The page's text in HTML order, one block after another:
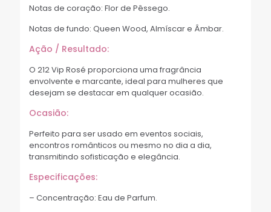
Notas de coração: Flor de Pêssego.
Notas de fundo: Queen Wood, Almíscar e Âmbar.
Ação / Resultado:
O 212 Vip Rosé proporciona uma fragrância
envolvente e marcante, ideal para mulheres que
desejam se destacar em qualquer ocasião.
Ocasião:
Perfeito para ser usado em eventos sociais,
encontros românticos ou mesmo no dia a dia,
transmitindo sofisticação e elegância.
Especificações:
– Concentração: Eau de Parfum.